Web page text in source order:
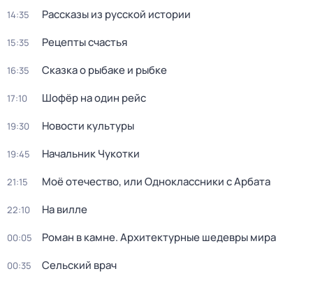
14:35 Рассказы из русской истории
15:35 Рецепты счастья
16:35 Сказка о рыбаке и рыбке
17:10 Шофёр на один рейс
19:30 Новости культуры
19:45 Начальник Чукотки
21:15 Моё отечество, или Одноклассники с Арбата
22:10 На вилле
00:05 Роман в камне. Архитектурные шедевры мира
00:35 Сельский врач